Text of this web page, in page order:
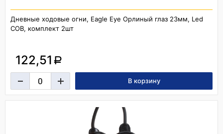
Дневные ходовые огни, Eagle Eye Орлиный глаз 23мм, Led
COB, комплект 2шт
122,51 a